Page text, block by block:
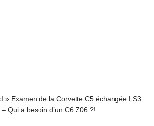
» Examen de la Corvette C5 échangée LS3
Qui a besoin d’un C6 Z06 ?!